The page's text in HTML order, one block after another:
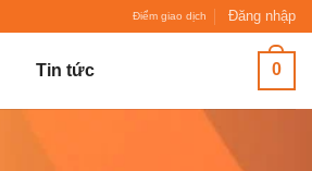
Điểm giao dịch Đăng nhập
Tin tức 0